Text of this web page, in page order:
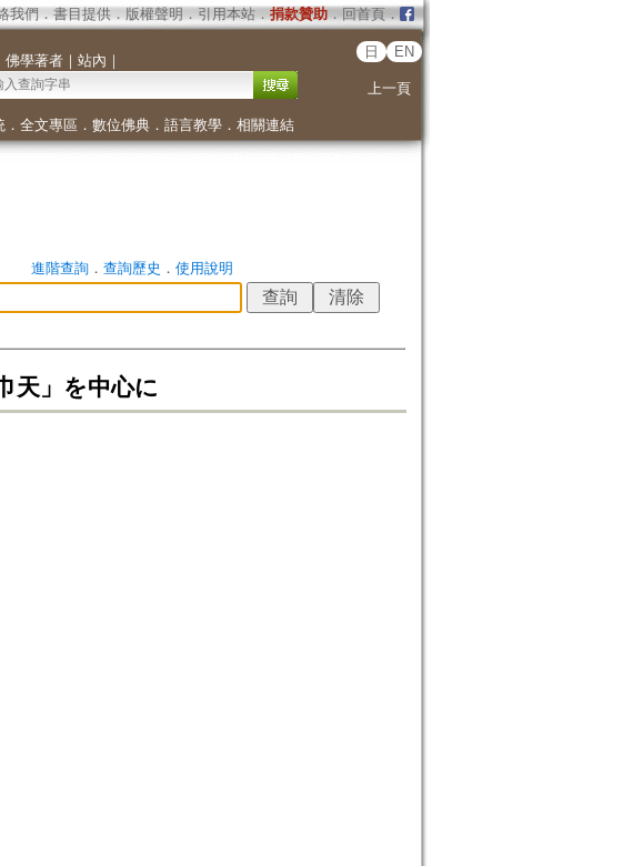
我們 ． 書目提供． 版權聲明 ． 引用本站． 捐款贊助．回首頁．
佛學著者｜ 站內 ｜
日 EN
上一頁
． 全文專區 ． 數位佛典． 語言教學． 相關連結
進階查詢． 查詢歷史 ． 使用說明
天」を中心に